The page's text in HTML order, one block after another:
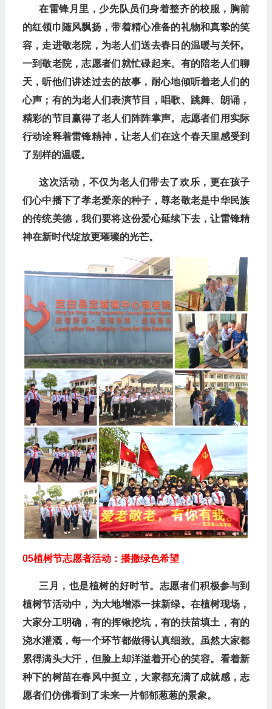
在雷锋月里，少先队员们身着整齐的校服，胸前
的红领巾随风飘扬，带着精心准备的礼物和真挚的笑
容，走进敬老院，为老人们送去春日的温暖与关怀。
一到敬老院，志愿者们就忙碌起来。有的陪老人们聊
天，听他们讲述过去的故事，耐心地倾听着老人们的
心声；有的为老人们表演节目，唱歌、跳舞、朗诵，
精彩的节目赢得了老人们阵阵掌声。志愿者们用实际
行动诠释着雷锋精神，让老人们在这个春天里感受到
了别样的温暖。
这次活动，不仅为老人们带去了欢乐，更在孩子
们心中播下了孝老爱亲的种子，尊老敬老是中华民族
的传统美德，我们要将这份爱心延续下去，让雷锋精
神在新时代绽放更璀璨的光芒。
05植树节志愿者活动：播撒绿色希望
三月，也是植树的好时节。志愿者们积极参与到
植树节活动中，为大地增添一抹新绿。在植树现场，
大家分工明确，有的挥锹挖坑，有的扶苗填土，有的
浇水灌溉，每一个环节都做得认真细致。虽然大家都
累得满头大汗，但脸上却洋溢着开心的笑容。看着新
种下的树苗在春风中挺立，大家都充满了成就感，志
愿者们仿佛看到了未来一片郁郁葱葱的景象。